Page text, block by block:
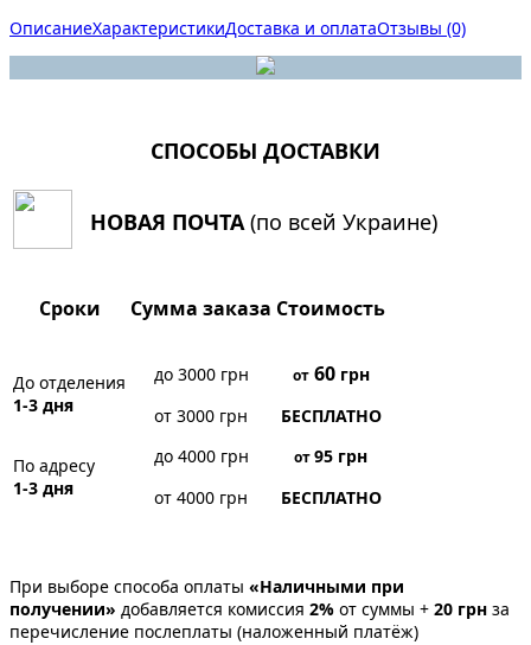
ОписаниеХарактеристикиДоставка и оплатаОтзывы (0)
СПОСОБЫ ДОСТАВКИ
НОВАЯ ПОЧТА(по всей Украине)
Сроки Сумма заказа Стоимость
До отделения
1-3 дня
до 3000 грн от60грн
от 3000 грн
БЕСПЛАТНО
По адресу
1-3 дня
до 4000 грн от95 грн
от 4000 грн
БЕСПЛАТНО
При выборе способа оплаты «Наличными при
получении» добавляется комиссия 2% от суммы + 20 грн за
перечисление послеплаты (наложенный платёж)